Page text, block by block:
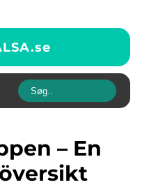
se